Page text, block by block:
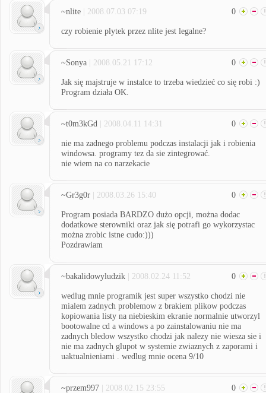
~nlite | 2008.07.03 07:19 0
czy robienie plytek przez nlite jest legalne?
~Sonya | 2008.05.21 17:12 0
Jak się majstruje w instalce to trzeba wiedzieć co się robi :)
Program działa OK.
~t0m3kGd | 2008.04.11 14:31 0
nie ma zadnego problemu podczas instalacji jak i robienia
windowsa. programy tez da sie zintegrować.
nie wiem na co narzekacie
~Gr3g0r | 2008.03.26 15:40 0
Program posiada BARDZO dużo opcji, można dodac
dodatkowe sterowniki oraz jak się potrafi go wykorzystac
można zrobic istne cudo:)))
Pozdrawiam
~bakalidowyludzik | 2008.02.24 11:52 0
wedlug mnie programik jest super wszystko chodzi nie
mialem zadnych problemow z brakiem plikow podczas
kopiowania listy na niebieskim ekranie normalnie utworzyl
bootowalne cd a windows a po zainstalowaniu nie ma
zadnych bledow wszystko chodzi jak nalezy nie wiesza sie i
nie ma zadnych glupot w systemie zwiaznych z zaporami i
uaktualnieniami . wedlug mnie ocena 9/10
~przem997 | 2008.02.15 23:55 0